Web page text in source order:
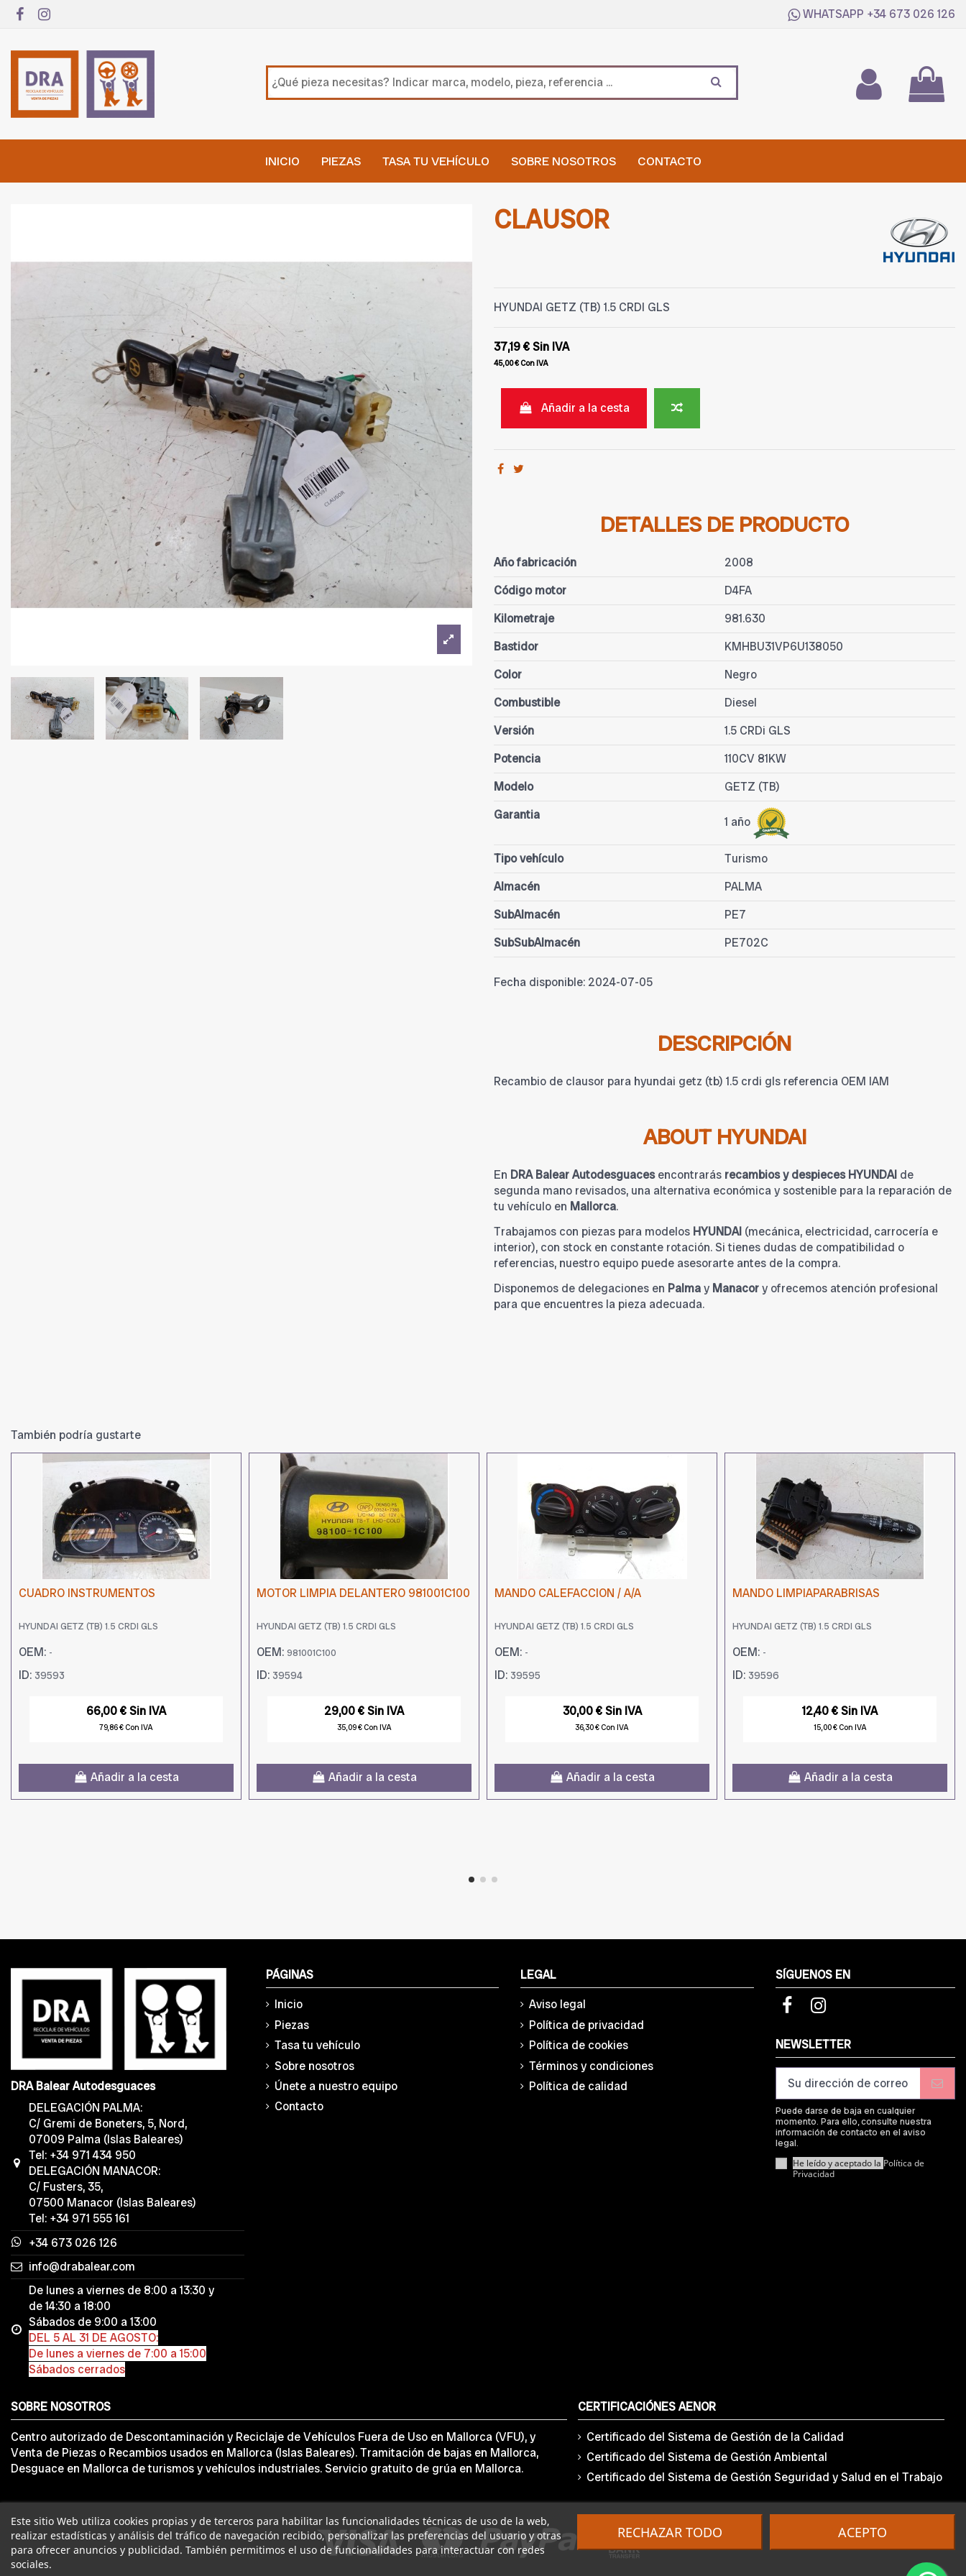
WHATSAPP +34 673 026 126
INICIO PIEZAS TASA TU VEHÍCULO SOBRE NOSOTROS CONTACTO
CLAUSOR
HYUNDAI GETZ (TB) 1.5 CRDI GLS
37,19 €Sin IVA
45,00 €Con IVA
Añadir a la cesta
DETALLES DE PRODUCTO
Año fabricación
2008
Código motor
D4FA
Kilometraje
981.630
Bastidor
KMHBU31VP6U138050
Color
Negro
Combustible
Diesel
Versión
1.5 CRDi GLS
Potencia
110CV 81KW
Modelo
GETZ (TB)
Garantia
1 año
Tipo vehículo
Turismo
Almacén
PALMA
SubAlmacén
PE7
SubSubAlmacén
PE702C
Fecha disponible: 2024-07-05
DESCRIPCIÓN
Recambio de clausor para hyundai getz (tb) 1.5 crdi gls referencia OEM IAM
ABOUT HYUNDAI
En DRA Balear Autodesguacesencontrarás recambios y despieces HYUNDAI de
segunda mano revisados, una alternativa económica y sostenible para la reparación de
tu vehículo en Mallorca.
Trabajamos con piezas para modelos HYUNDAI (mecánica, electricidad, carrocería e
interior), con stock en constante rotación. Si tienes dudas de compatibilidad o
referencias, nuestro equipo puede asesorarte antes de la compra.
Disponemos de delegaciones en Palmay Manacory ofrecemos atención profesional
para que encuentres la pieza adecuada.
También podría gustarte
CUADRO INSTRUMENTOS
HYUNDAI GETZ (TB) 1.5 CRDI GLS
OEM: -
ID: 39593
66,00 € Sin IVA
79,86 € Con IVA
Añadir a la cesta
MOTOR LIMPIA DELANTERO 981001C100
HYUNDAI GETZ (TB) 1.5 CRDI GLS
OEM: 981001C100
ID: 39594
29,00 € Sin IVA
35,09 € Con IVA
Añadir a la cesta
MANDO CALEFACCION / A/A
HYUNDAI GETZ (TB) 1.5 CRDI GLS
OEM: -
ID: 39595
30,00 € Sin IVA
36,30 € Con IVA
Añadir a la cesta
MANDO LIMPIAPARABRISAS
HYUNDAI GETZ (TB) 1.5 CRDI GLS
OEM: -
ID: 39596
12,40 € Sin IVA
15,00 € Con IVA
Añadir a la cesta
DRA Balear Autodesguaces
DELEGACIÓN PALMA:
C/ Gremi de Boneters, 5, Nord,
07009 Palma (Islas Baleares)
Tel: +34 971 434 950
DELEGACIÓN MANACOR:
C/ Fusters, 35,
07500 Manacor (Islas Baleares)
Tel: +34 971 555 161
+34 673 026 126
info@drabalear.com
De lunes a viernes de 8:00 a 13:30 y
de 14:30 a 18:00
Sábados de 9:00 a 13:00
DEL 5 AL 31 DE AGOSTO:
De lunes a viernes de 7:00 a 15:00
Sábados cerrados
PÁGINAS
Inicio
Piezas
Tasa tu vehículo
Sobre nosotros
Únete a nuestro equipo
Contacto
LEGAL
Aviso legal
Política de privacidad
Política de cookies
Términos y condiciones
Política de calidad
Este sitio Web utiliza cookies propias y de terceros para habilitar las funcionalidades técnicas de uso de la web,
realizar estadísticas y análisis del tráfico de navegación recibido, personalizar las preferencias del usuario y otras
para ofrecer anuncios y publicidad. También permitimos el uso de funcionalidades para interactuar con redes
sociales.
RECHAZAR TODO ACEPTO
SÍGUENOS EN
NEWSLETTER
Puede darse de baja en cualquier
momento. Para ello, consulte nuestra
información de contacto en el aviso
legal.
He leído y aceptado la Política de
Privacidad
SOBRE NOSOTROS
Centro autorizado de Descontaminación y Reciclaje de Vehículos Fuera de Uso en Mallorca (VFU), y
Venta de Piezas o Recambios usados en Mallorca (Islas Baleares). Tramitación de bajas en Mallorca,
Desguace en Mallorca de turismos y vehículos industriales. Servicio gratuito de grúa en Mallorca.
CERTIFICACIÓNES AENOR
Certificado del Sistema de Gestión de la Calidad
Certificado del Sistema de Gestión Ambiental
Certificado del Sistema de Gestión Seguridad y Salud en el Trabajo